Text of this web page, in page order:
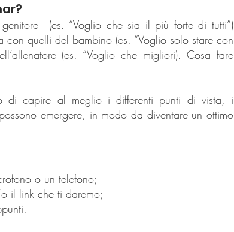
(es. “Voglio che sia il più forte di tutti”)
quelli del bambino (es. “Voglio solo stare con
(es. “Voglio che migliori). Cosa fare
di capire al meglio i differenti punti di vista, i
emergere, in modo da diventare un ottimo
o un telefono;
il link che ti daremo;